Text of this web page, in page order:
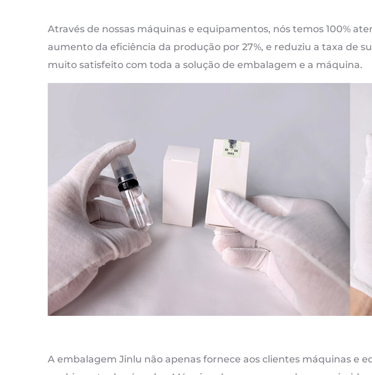
Através de nossas máquinas e equipamentos, nós temos 100%
aumento da eficiência da produção por 27%, e reduziu a taxa de
muito satisfeito com toda a solução de embalagem e a máquina.
A embalagem Jinlu não apenas fornece aos clientes máquinas e